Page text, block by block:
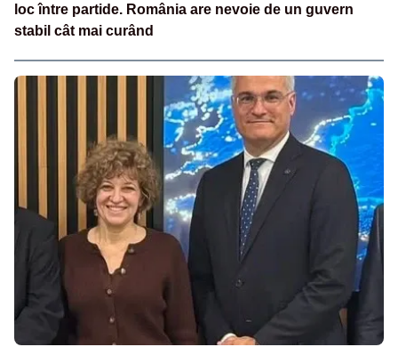
loc între partide. România are nevoie de un guvern
stabil cât mai curând